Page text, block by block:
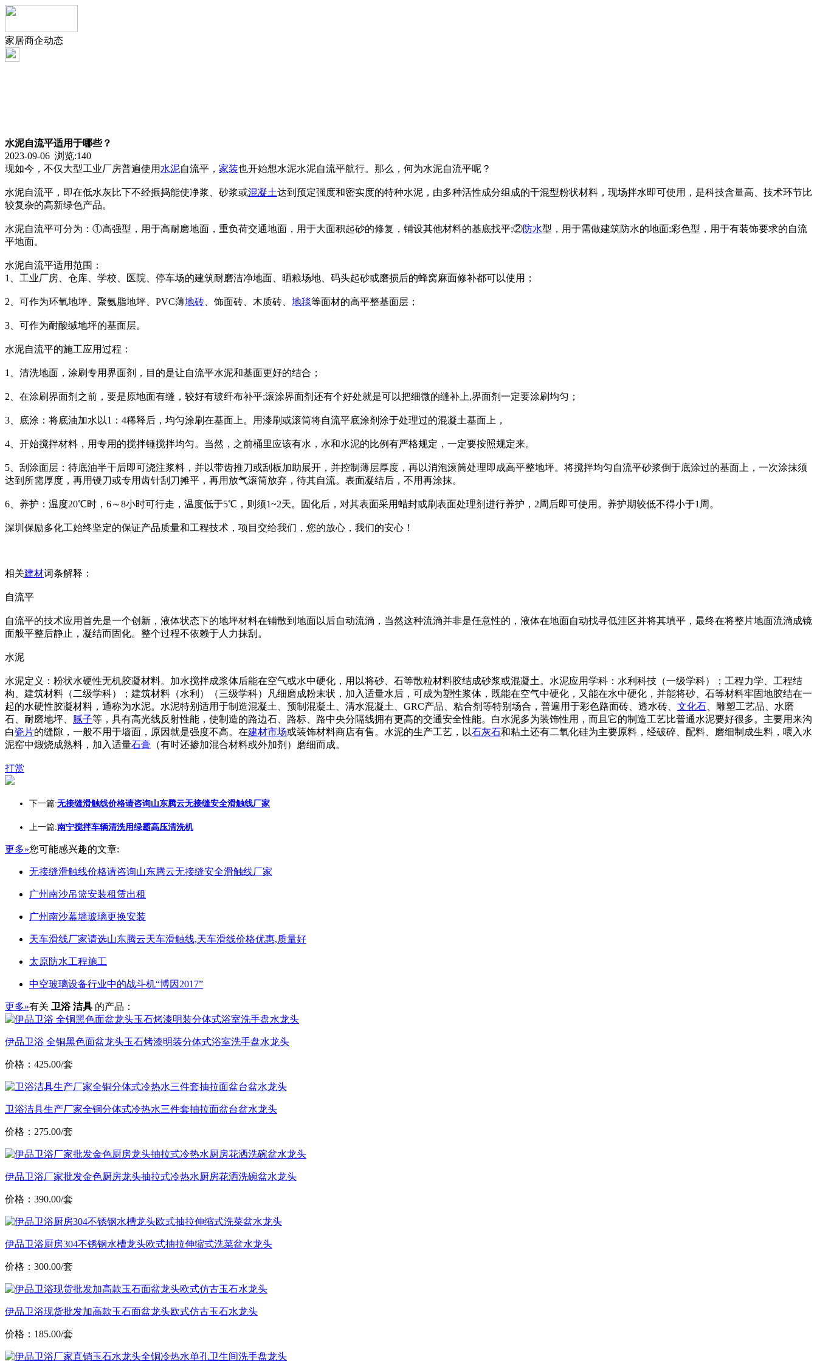
家居商企动态
水泥自流平适用于哪些？
2023-09-06 浏览:140
现如今，不仅大型工业厂房普遍使用 水泥自流平， 家装也开始想水泥水泥自流平航行。那么，何为水泥自流平呢？
水泥自流平，即在低水灰比下不经振捣能使净浆、砂浆或混凝土达到预定强度和密实度的特种水泥，由多种活性成分组成的干混型粉状材料，现场拌水即可使用，是科技含量高、技术环节比
较复杂的高新绿色产品。
水泥自流平可分为：①高强型，用于高耐磨地面，重负荷交通地面，用于大面积起砂的修复，铺设其他材料的基底找平;②防水型，用于需做建筑防水的地面;彩色型，用于有装饰要求的自流
平地面。
水泥自流平适用范围：
1、工业厂房、仓库、学校、医院、停车场的建筑耐磨洁净地面、晒粮场地、码头起砂或磨损后的蜂窝麻面修补都可以使用；
2、可作为环氧地坪、聚氨脂地坪、PVC薄地砖 、饰面砖、木质砖、 地毯等面材的高平整基面层；
3、可作为耐酸缄地坪的基面层。
水泥自流平的施工应用过程：
1、清洗地面，涂刷专用界面剂，目的是让自流平水泥和基面更好的结合；
2、在涂刷界面剂之前，要是原地面有缝，较好有玻纤布补平;滚涂界面剂还有个好处就是可以把细微的缝补上,界面剂一定要涂刷均匀；
3、底涂：将底油加水以1：4稀释后，均匀涂刷在基面上。用漆刷或滚筒将自流平底涂剂涂于处理过的混凝土基面上，
4、开始搅拌材料，用专用的搅拌锤搅拌均匀。当然，之前桶里应该有水，水和水泥的比例有严格规定，一定要按照规定来。
5、刮涂面层：待底油半干后即可浇注浆料，并以带齿推刀或刮板加助展开，并控制薄层厚度，再以消泡滚筒处理即成高平整地坪。将搅拌均匀自流平砂浆倒于底涂过的基面上，一次涂抹须
达到所需厚度，再用镘刀或专用齿针刮刀摊平，再用放气滚筒放弃，待其自流。表面凝结后，不用再涂抹。
6、养护：温度20℃时，6～8小时可行走，温度低于5℃，则须1~2天。固化后，对其表面采用蜡封或刷表面处理剂进行养护，2周后即可使用。养护期较低不得小于1周。
深圳保励多化工始终坚定的保证产品质量和工程技术，项目交给我们，您的放心，我们的安心！
相关建材词条解释：
自流平
自流平的技术应用首先是一个创新，液体状态下的地坪材料在铺散到地面以后自动流淌，当然这种流淌并非是任意性的，液体在地面自动找寻低洼区并将其填平，最终在将整片地面流淌成镜
面般平整后静止，凝结而固化。整个过程不依赖于人力抹刮。
水泥
水泥定义：粉状水硬性无机胶凝材料。加水搅拌成浆体后能在空气或水中硬化，用以将砂、石等散粒材料胶结成砂浆或混凝土。水泥应用学科：水利科技（一级学科）；工程力学、工程结
构、建筑材料（二级学科）；建筑材料（水利）（三级学科）凡细磨成粉末状，加入适量水后，可成为塑性浆体，既能在空气中硬化，又能在水中硬化，并能将砂、石等材料牢固地胶结在一
起的水硬性胶凝材料，通称为水泥。水泥特别适用于制造混凝土、预制混凝土、清水混凝土、GRC产品、粘合剂等特别场合，普遍用于彩色路面砖、透水砖、 文化石 、雕塑工艺品、水磨
石、耐磨地坪、 腻子等，具有高光线反射性能，使制造的路边石、路标、路中央分隔线拥有更高的交通安全性能。白水泥多为装饰性用，而且它的制造工艺比普通水泥要好很多。主要用来沟
白瓷片的缝隙，一般不用于墙面，原因就是强度不高。在建材市场或装饰材料商店有售。水泥的生产工艺，以石灰石和粘土还有二氧化硅为主要原料，经破碎、配料、磨细制成生料，喂入水
泥窑中煅烧成熟料，加入适量石膏 （有时还掺加混合材料或外加剂）磨细而成。
打赏
下一篇:无接缝滑触线价格请咨询山东腾云无接缝安全滑触线厂家
上一篇:南宁搅拌车辆清洗用绿霸高压清洗机
更多»您可能感兴趣的文章:
无接缝滑触线价格请咨询山东腾云无接缝安全滑触线厂家
广州南沙吊篮安装租赁出租
广州南沙幕墙玻璃更换安装
天车滑线厂家请选山东腾云天车滑触线,天车滑线价格优惠,质量好
太原防水工程施工
中空玻璃设备行业中的战斗机“博因2017”
更多»有关 卫浴 洁具 的产品：
伊品卫浴 全铜黑色面盆龙头玉石烤漆明装分体式浴室洗手盘水龙头
价格：425.00/套
卫浴洁具生产厂家全铜分体式冷热水三件套抽拉面盆台盆水龙头
价格：275.00/套
伊品卫浴厂家批发金色厨房龙头抽拉式冷热水厨房花洒洗碗盆水龙头
价格：390.00/套
伊品卫浴厨房304不锈钢水槽龙头欧式抽拉伸缩式洗菜盆水龙头
价格：300.00/套
伊品卫浴现货批发加高款玉石面盆龙头欧式仿古玉石水龙头
价格：185.00/套